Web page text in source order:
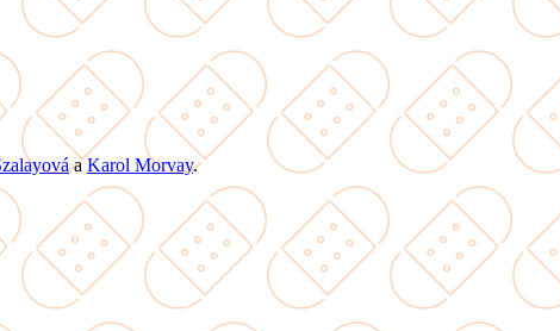
aKarol Morvay.